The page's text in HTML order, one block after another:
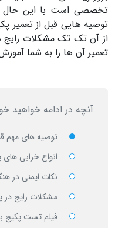
تخصصی است با این حال
توصیه هایی قبل از تعمیر
از آن تک تک مشکلات رایج
تعمیر آن ها را به شما
آنچه در ادامه خواهید
توصیه های مهم
انواع خرابی های
نکات ایمنی در
مشکلات رایج در
فیلم تست پکیج